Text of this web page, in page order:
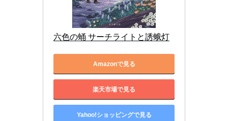
六色の蛹 サーチライトと誘蛾灯
Amazonで見る
楽天市場で見る
Yahoo!ショッピングで見る